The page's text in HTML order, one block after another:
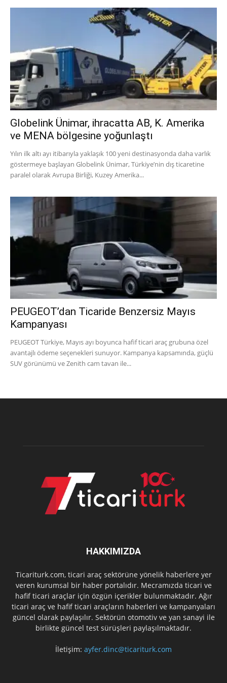
Globelink Ünimar, ihracatta AB, K. Amerika
ve MENA bölgesine yoğunlaştı
Yılın ilk altı ayı itibarıyla yaklaşık 100 yeni destinasyonda daha varlık
göstermeye başlayan Globelink Ünimar, Türkiye’nin dış ticaretine
paralel olarak Avrupa Birliği, Kuzey Amerika...
PEUGEOT’dan Ticaride Benzersiz Mayıs
Kampanyası
PEUGEOT Türkiye, Mayıs ayı boyunca hafif ticari araç grubuna özel
avantajlı ödeme seçenekleri sunuyor. Kampanya kapsamında, güçlü
SUV görünümü ve Zenith cam tavan ile...
HAKKIMIZDA
Ticariturk.com, ticari araç sektörüne yönelik haberlere yer
veren kurumsal bir haber portalıdır. Mecramızda ticari ve
hafif ticari araçlar için özgün içerikler bulunmaktadır. Ağır
ticari araç ve hafif ticari araçların haberleri ve kampanyaları
güncel olarak paylaşılır. Sektörün otomotiv ve yan sanayi ile
birlikte güncel test sürüşleri paylaşılmaktadır.
İletişim: ayfer.dinc@ticariturk.com